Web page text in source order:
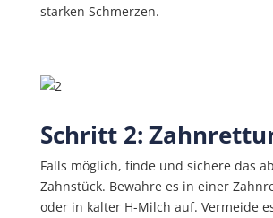
starken Schmerzen.
Schritt 2:
Falls möglich, finde und sichere das
Zahnstück. Bewahre es in einer
oder in kalter H-Milch auf. Vermeide